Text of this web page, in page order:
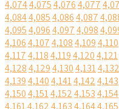
4,0744,0754,0764,077
4,0844,0854,0864,087
4,0954,0964,0974,098
4,1064,1074,1084,1094,110
4,1174,1184,1194,1204,121
4,1284,1294,1304,1314,132
4,1394,1404,1414,1424,143
4,1504,1514,1524,1534,154